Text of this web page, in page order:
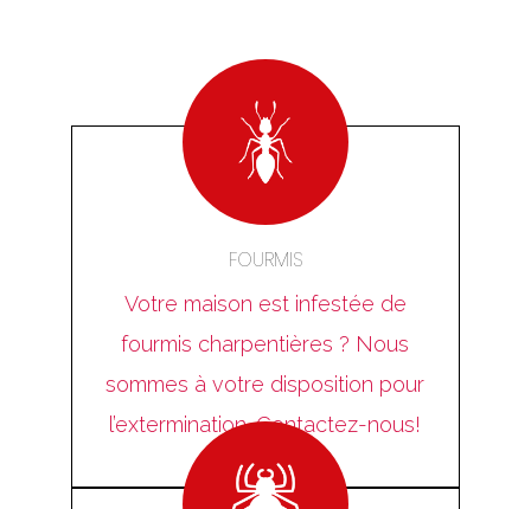
FOURMIS
Votre maison est infestée de
fourmis charpentières ? Nous
sommes à votre disposition pour
l’extermination. Contactez-nous!